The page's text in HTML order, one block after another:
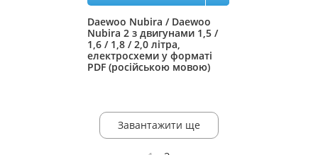
Daewoo Nubira / Daewoo
Nubira 2 з двигунами 1,5 /
1,6 / 1,8 / 2,0 літра,
електросхеми у форматі
PDF (російською мовою)
Завантажити ще